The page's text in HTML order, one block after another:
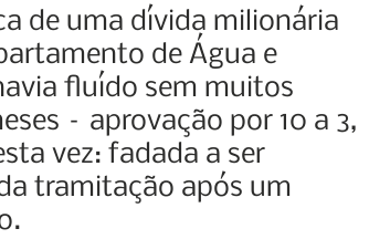
de uma dívida milionária
de Água e
fluído sem muitos
– aprovação por 10 a 3,
vez: fadada a ser
tramitação após um